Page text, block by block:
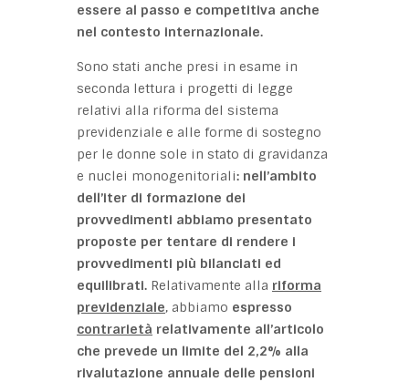
essere al passo e competitiva anche
nel contesto internazionale.
Sono stati anche presi in esame in
seconda lettura i progetti di legge
relativi alla riforma del sistema
previdenziale e alle forme di sostegno
per le donne sole in stato di gravidanza
e nuclei monogenitoriali: nell’ambito
dell’iter di formazione dei
provvedimenti abbiamo presentato
proposte per tentare di rendere i
provvedimenti più bilanciati ed
equilibrati. Relativamente alla riforma
previdenziale, abbiamo espresso
contrarietà relativamente all’articolo
che prevede un limite del 2,2% alla
rivalutazione annuale delle pensioni